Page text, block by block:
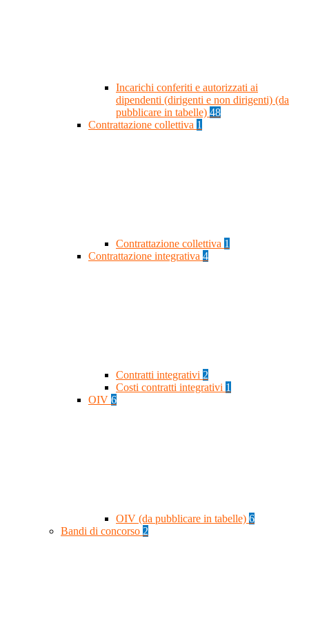
Incarichi conferiti e autorizzati ai
dipendenti (dirigenti e non dirigenti) (da
pubblicare in tabelle) 48
Contrattazione collettiva 1
Contrattazione collettiva 1
Contrattazione integrativa 4
Contratti integrativi 2
Costi contratti integrativi 1
OIV 6
OIV (da pubblicare in tabelle) 6
Bandi di concorso 2